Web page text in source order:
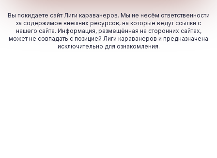
Вы покидаете сайт Лиги караванеров. Мы не несём ответственности
за содержимое внешних ресурсов, на которые ведут ссылки с
нашего сайта. Информация, размещённая на сторонних сайтах,
может не совпадать с позицией Лиги караванеров и предназначена
исключительно для ознакомления.